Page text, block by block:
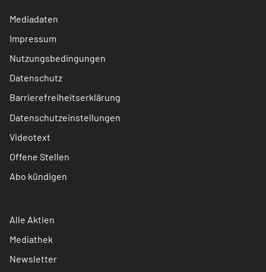
Mediadaten
Impressum
Nutzungsbedingungen
Datenschutz
Barrierefreiheitserklärung
Datenschutzeinstellungen
Videotext
Offene Stellen
Abo kündigen
Alle Aktien
Mediathek
Newsletter